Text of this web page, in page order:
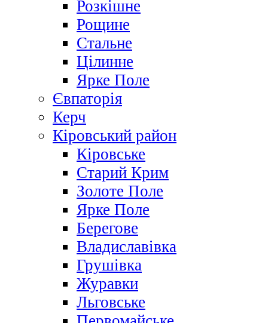
Розкішне
Рощине
Стальне
Цілинне
Ярке Поле
Євпаторія
Керч
Кіровський район
Кіровське
Старий Крим
Золоте Поле
Ярке Поле
Берегове
Владиславівка
Грушівка
Журавки
Льговське